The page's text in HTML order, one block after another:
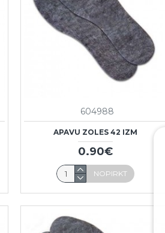
604988
APAVU ZOLES 42 IZM
0.90€
NOPIRKT